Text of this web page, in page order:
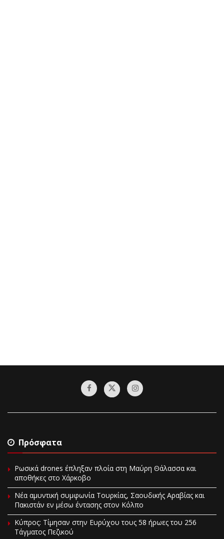
Πρόσφατα
Ρωσικά drones έπληξαν πλοία στη Μαύρη Θάλασσα και
αποθήκες στο Χάρκοβο
Νέα αμυντική συμφωνία Τουρκίας, Σαουδικής Αραβίας και
Πακιστάν εν μέσω έντασης στον Κόλπο
Κύπρος: Τίμησαν στην Ευρύχου τους 58 ήρωες του 256
Τάγματος Πεζικού